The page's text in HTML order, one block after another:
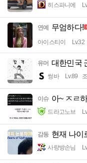
히스파니에
연예 무엄하다!
아이스티이 Lv.32
유머 대한민국
썽바 Lv.89
이슈 아~ ㅈㄹ
드라고노브
감동 현재 나이
사랑방손님